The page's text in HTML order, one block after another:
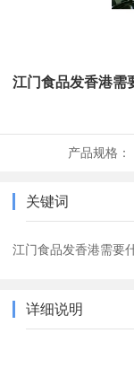
江门食品发香港需
产品规格：
关键词
江门食品发香港需要
详细说明